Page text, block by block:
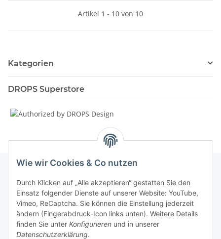
Wie wir Cookies & Co nutzen
Durch Klicken auf „Alle akzeptieren“ gestatten Sie den
Einsatz folgender Dienste auf unserer Website: YouTube,
Vimeo, ReCaptcha. Sie können die Einstellung jederzeit
ändern (Fingerabdruck-Icon links unten). Weitere Details
finden Sie unter Konfigurieren und in unserer
Datenschutzerklärung.
Artikel 1 - 10 von 10
Kategorien
DROPS Superstore
Informationen
Unsere Spezialshops